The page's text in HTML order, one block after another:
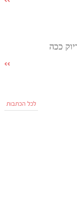
ככה
לכל הכתבות